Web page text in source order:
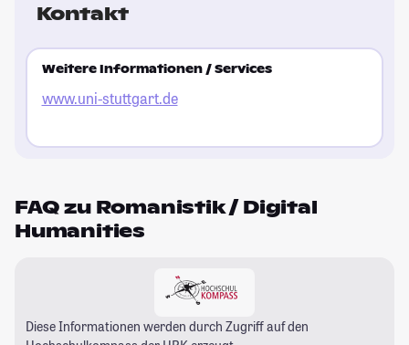
Kontakt
Weitere Informationen / Services
www.uni-stuttgart.de
FAQ zu Romanistik / Digital
Humanities
Diese Informationen werden durch Zugriff auf den